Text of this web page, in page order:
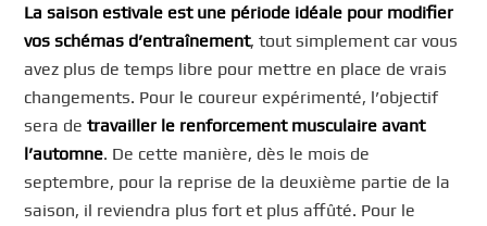
La saison estivale est une période idéale pour modifier
vos schémas d’entraînement, tout simplement car vous
avez plus de temps libre pour mettre en place de vrais
changements. Pour le coureur expérimenté, l’objectif
sera detravailler le renforcement musculaire avant
l’automne. De cette manière, dès le mois de
septembre, pour la reprise de la deuxième partie de la
saison, il reviendra plus fort et plus affûté. Pour le